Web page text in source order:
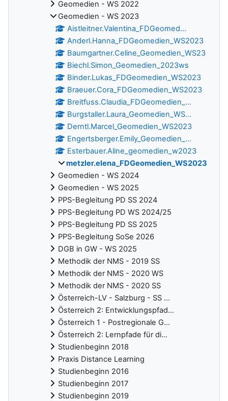
Geomedien - WS 2022
Geomedien - WS 2023
Aistleitner.Valentina_FDGeomed...
Anderl.Hanna_FDGeomedien_WS2023
Baumgartner.Celine_Geomedien_WS23
Biechl.Simon_Geomedien_2023ws
Binder.Lukas_FDGeomedien_WS2023
Braeuer.Cora_FDGeomedien_WS2023
Breitfuss.Claudia_FDGeomedien_...
Burgstaller.Laura_Geomedien_WS...
Derntl.Marcel_Geomedien_WS2023
Engertsberger.Emily_Geomedien_...
Esterbauer.Aline_geomedien_w2023
metzler.elena_FDGeomedien_WS2023
Geomedien - WS 2024
Geomedien - WS 2025
PPS-Begleitung PD SS 2024
PPS-Begleitung PD WS 2024/25
PPS-Begleitung PD SS 2025
PPS-Begleitung SoSe 2026
DGB in GW - WS 2025
Methodik der NMS - 2019 SS
Methodik der NMS - 2020 WS
Methodik der NMS - 2020 SS
Österreich-LV - Salzburg - SS ...
Österreich 2: Entwicklungspfad...
Österreich 1 - Postregionale G...
Österreich 2: Lernpfade für di...
Studienbeginn 2018
Praxis Distance Learning
Studienbeginn 2016
Studienbeginn 2017
Studienbeginn 2019